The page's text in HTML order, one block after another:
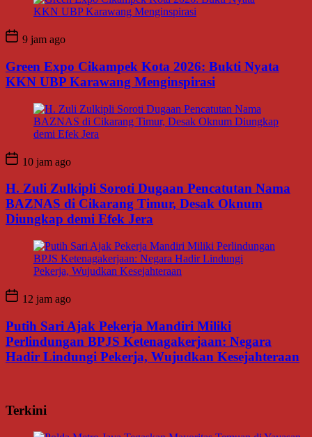
9 jam ago
Green Expo Cikampek Kota 2026: Bukti Nyata
KKN UBP Karawang Menginspirasi
10 jam ago
H. Zuli Zulkipli Soroti Dugaan Pencatutan Nama
BAZNAS di Cikarang Timur, Desak Oknum
Diungkap demi Efek Jera
12 jam ago
Putih Sari Ajak Pekerja Mandiri Miliki
Perlindungan BPJS Ketenagakerjaan: Negara
Hadir Lindungi Pekerja, Wujudkan Kesejahteraan
Terkini